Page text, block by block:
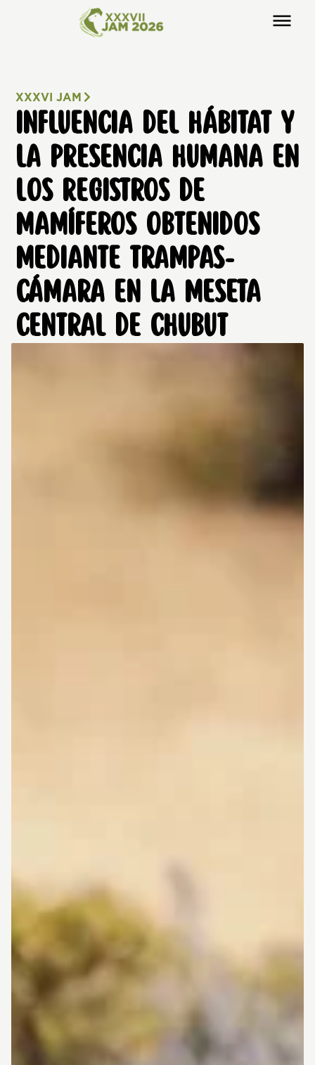
XXXVI JAM
INFLUENCIA DEL HÁBITAT Y
LA PRESENCIA HUMANA EN
LOS REGISTROS DE
MAMÍFEROS OBTENIDOS
MEDIANTE TRAMPAS-
CÁMARA EN LA MESETA
CENTRAL DE CHUBUT